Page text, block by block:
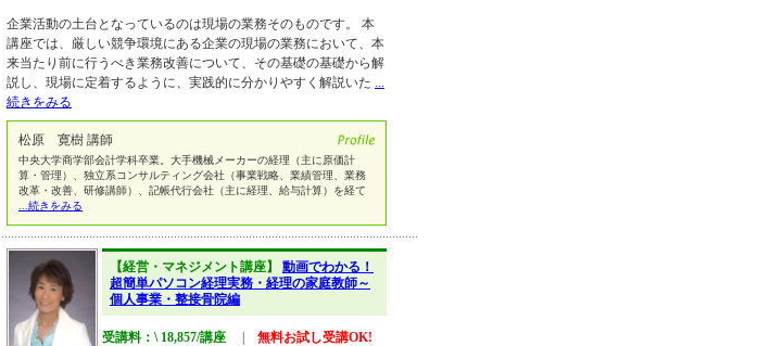
企業活動の土台となっているのは現場の業務そのものです。 本
講座では、厳しい競争環境にある企業の現場の業務において、本
来当たり前に行うべき業務改善について、その基礎の基礎から解
説し、現場に定着するように、実践的に分かりやすく解説いた ...
続きをみる
松原 寛樹 講師
中央大学商学部会計学科卒業。大手機械メーカーの経理（主に原価計
算・管理）、独立系コンサルティング会社（事業戦略、業績管理、業務
改革・改善、研修講師）、記帳代行会社（主に経理、給与計算）を経て
...続きをみる
【経営・マネジメント講座】 動画でわかる！
超簡単パソコン経理実務・経理の家庭教師～
個人事業・整接骨院編
受講料：\ 18,857/講座
無料お試し受講OK!